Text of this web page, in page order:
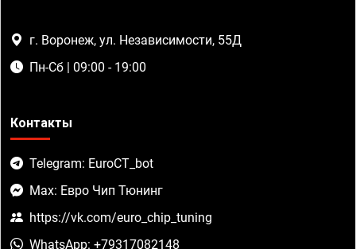
г. Воронеж, ул. Независимости, 55Д
Пн-Сб | 09:00 - 19:00
Контакты
Telegram: EuroCT_bot
Max: Евро Чип Тюнинг
https://vk.com/euro_chip_tuning
WhatsApp: +79317082148